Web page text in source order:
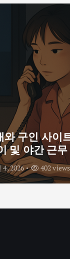
와 구인 사이
및 야간 근
4, 2026 402 views